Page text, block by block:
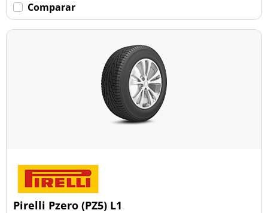
Comparar
Pirelli Pzero (PZ5) L1